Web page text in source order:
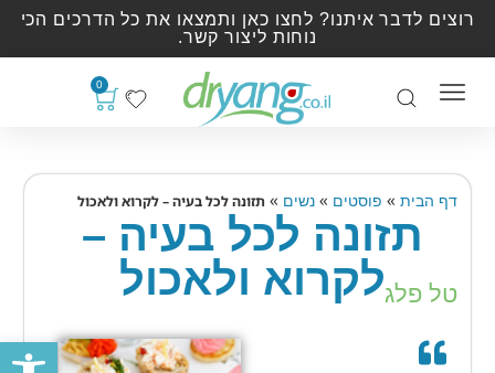
פתח
רוצים לדבר איתנו? לחצו כאן ותמצאו את כל הדרכים הכי
נוחות ליצור קשר.
0
דף הבית » פוסטים »נשים » תזונה לכל בעיה – לקרוא ולאכול
תזונה לכל בעיה –
לקרוא ולאכולטל פלג